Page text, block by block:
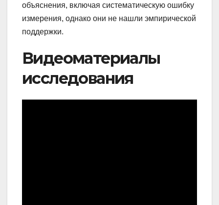
объяснения, включая систематическую ошибку
измерения, однако они не нашли эмпирической
поддержки.
Видеоматериалы
исследования